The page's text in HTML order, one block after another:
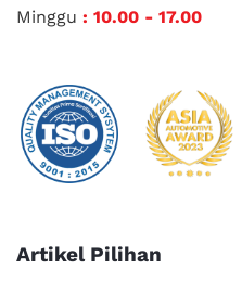
Minggu : 10.00 - 17.00
Artikel Pilihan